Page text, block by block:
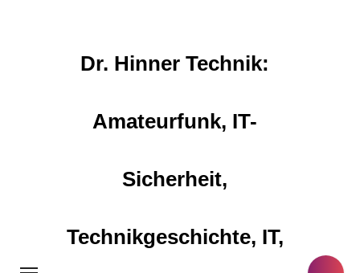
Dr. Hinner Technik:
Amateurfunk, IT-
Sicherheit,
Technikgeschichte, IT,